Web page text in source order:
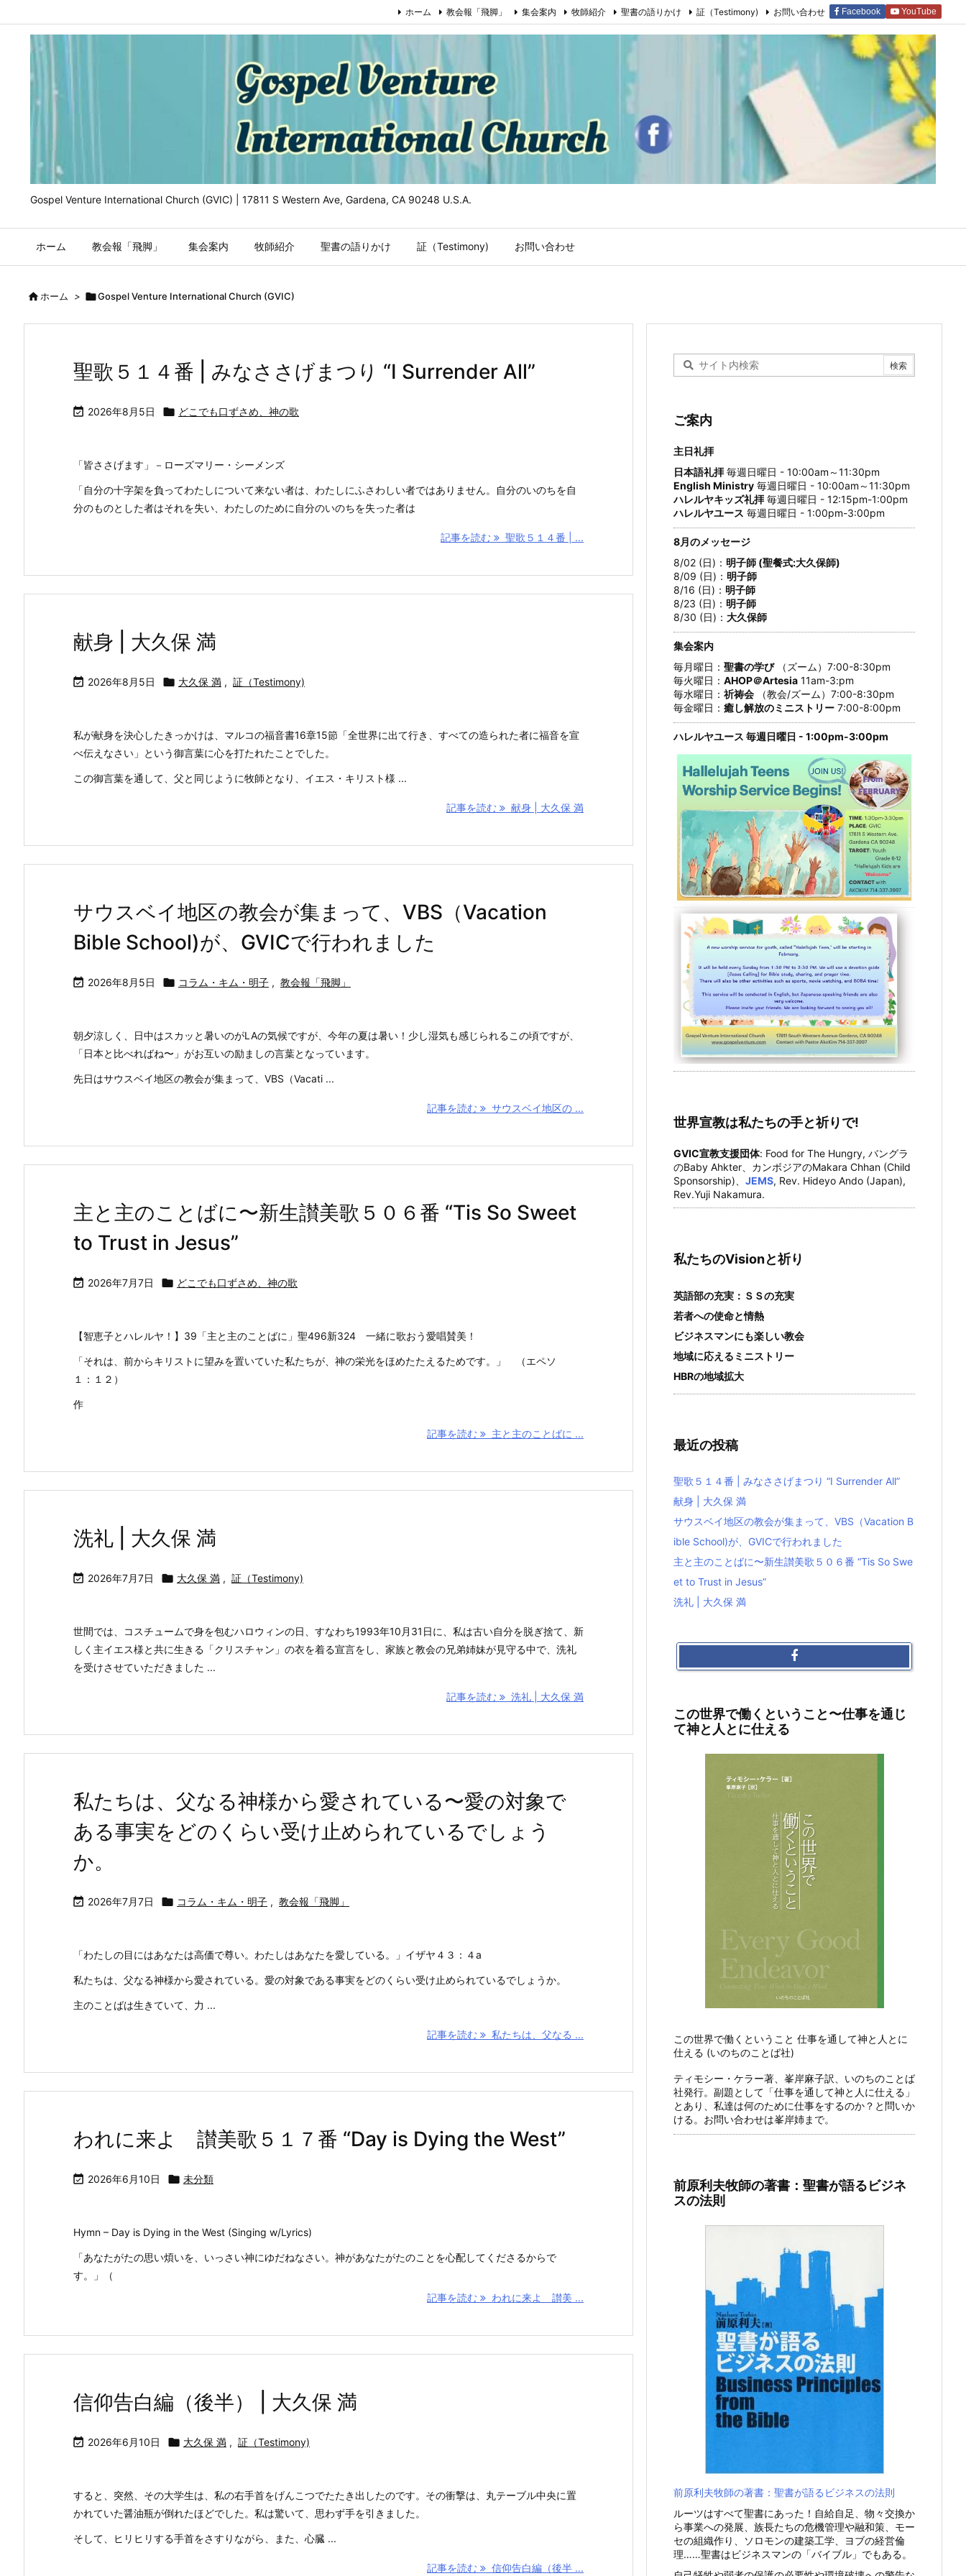
Gospel Venture International Church (GVIC) | 17811 S Western Ave, Gardena, CA 90248 U.S.A.
ホーム 教会報「飛脚」 集会案内 牧師紹介 聖書の語りかけ 証（Testimony) お問い合わせ
ホーム 教会報「飛脚」 集会案内 牧師紹介 聖書の語りかけ 証（Testimony) お問い合わせ Facebook YouTube
ホーム > Gospel Venture International Church (GVIC)
聖歌５１４番 | みなささげまつり “I Surrender All”
 2026年8月5日  どこでも口ずさめ、神の歌
「皆ささげます」－ローズマリー・シーメンズ
「自分の十字架を負ってわたしについて来ない者は、わたしにふさわしい者ではありません。自分のいのちを自
分のものとした者はそれを失い、わたしのために自分のいのちを失った者は
記事を読む 聖歌５１４番 | ...
献身 | 大久保 満
 2026年8月5日  大久保 満 , 証（Testimony)
私が献身を決心したきっかけは、マルコの福音書16章15節「全世界に出て行き、すべての造られた者に福音を宣
べ伝えなさい」という御言葉に心を打たれたことでした。
この御言葉を通して、父と同じように牧師となり、イエス・キリスト様 ...
記事を読む 献身 | 大久保 満
サウスベイ地区の教会が集まって、VBS（Vacation
Bible School)が、GVICで行われました
 2026年8月5日  コラム・キム・明子 , 教会報「飛脚」
朝夕涼しく、日中はスカッと暑いのがLAの気候ですが、今年の夏は暑い！少し湿気も感じられるこの頃ですが、
「日本と比べればね〜」がお互いの励ましの言葉となっています。
先日はサウスベイ地区の教会が集まって、VBS（Vacati ...
記事を読む サウスベイ地区の ...
主と主のことばに〜新生讃美歌５０６番 “Tis So Sweet
to Trust in Jesus”
 2026年7月7日  どこでも口ずさめ、神の歌
【智恵子とハレルヤ！】39「主と主のことばに」聖496新324 一緒に歌おう愛唱賛美！
「それは、前からキリストに望みを置いていた私たちが、神の栄光をほめたたえるためです。」 （エペソ
１：１２）
作
記事を読む 主と主のことばに ...
洗礼 | 大久保 満
 2026年7月7日  大久保 満 , 証（Testimony)
世間では、コスチュームで身を包むハロウィンの日、すなわち1993年10月31日に、私は古い自分を脱ぎ捨て、新
しく主イエス様と共に生きる「クリスチャン」の衣を着る宣言をし、家族と教会の兄弟姉妹が見守る中で、洗礼
を受けさせていただきました ...
記事を読む 洗礼 | 大久保 満
私たちは、父なる神様から愛されている〜愛の対象で
ある事実をどのくらい受け止められているでしょう
か。
 2026年7月7日  コラム・キム・明子 , 教会報「飛脚」
「わたしの目にはあなたは高価で尊い。わたしはあなたを愛している。」イザヤ４３：４a
私たちは、父なる神様から愛されている。愛の対象である事実をどのくらい受け止められているでしょうか。
主のことばは生きていて、力 ...
記事を読む 私たちは、父なる ...
われに来よ 讃美歌５１７番 “Day is Dying the West”
 2026年6月10日  未分類
Hymn – Day is Dying in the West (Singing w/Lyrics)
「あなたがたの思い煩いを、いっさい神にゆだねなさい。神があなたがたのことを心配してくださるからで
す。」（
記事を読む
われに来よ 讃美 ...
信仰告白編（後半） | 大久保 満
 2026年6月10日  大久保 満 , 証（Testimony)
すると、突然、その大学生は、私の右手首をげんこつでたたき出したのです。その衝撃は、丸テーブル中央に置
かれていた醤油瓶が倒れたほどでした。私は驚いて、思わず手を引きました。
そして、ヒリヒリする手首をさすりながら、また、心臓 ...
記事を読む 信仰告白編（後半 ...
ご案内
主日礼拝
日本語礼拝毎週日曜日 - 10:00am～11:30pm
English Ministry 毎週日曜日 - 10:00am～11:30pm
ハレルヤキッズ礼拝毎週日曜日 - 12:15pm-1:00pm
ハレルヤユース 毎週日曜日 - 1:00pm-3:00pm
8月のメッセージ
8/02 (日)： 明子師 (聖餐式:大久保師)
8/09 (日)： 明子師
8/16 (日)： 明子師
8/23 (日)： 明子師
8/30 (日)： 大久保師
集会案内
毎月曜日： 聖書の学び（ズーム）7:00-8:30pm
毎火曜日： AHOP＠Artesia 11am-3:pm
毎水曜日： 祈祷会 （教会/ズーム）7:00-8:30pm
毎金曜日： 癒し解放のミニストリー 7:00-8:00pm
ハレルヤユース 毎週日曜日 - 1:00pm-3:00pm
世界宣教は私たちの手と祈りで!
GVIC宣教支援団体: Food for The Hungry, バングラ
のBaby Ahkter、カンボジアのMakara Chhan (Child
Sponsorship)、 JEMS, Rev. Hideyo Ando (Japan),
Rev.Yuji Nakamura.
私たちのVisionと祈り
英語部の充実：ＳＳの充実
若者への使命と情熱
ビジネスマンにも楽しい教会
地域に応えるミニストリー
HBRの地域拡大
最近の投稿
聖歌５１４番 | みなささげまつり “I Surrender All”
献身 | 大久保 満
サウスベイ地区の教会が集まって、VBS（Vacation B
ible School)が、GVICで行われました
主と主のことばに〜新生讃美歌５０６番 “Tis So Swe
et to Trust in Jesus”
洗礼 | 大久保 満
この世界で働くということ〜仕事を通じ
て神と人とに仕える
この世界で働くということ 仕事を通して神と人とに
仕える (いのちのことば社)
ティモシー・ケラー著、峯岸麻子訳、いのちのことば
社発行。副題として「仕事を通して神と人に仕える」
とあり、私達は何のために仕事をするのか？と問いか
ける。お問い合わせは峯岸姉まで。
前原利夫牧師の著書：聖書が語るビジネ
スの法則
前原利夫牧師の著書：聖書が語るビジネスの法則
ルーツはすべて聖書にあった！自給自足、物々交換か
ら事業への発展、族長たちの危機管理や融和策、モー
セの組織作り、ソロモンの建築工学、ヨブの経営倫
理……聖書はビジネスマンの「バイブル」でもある。